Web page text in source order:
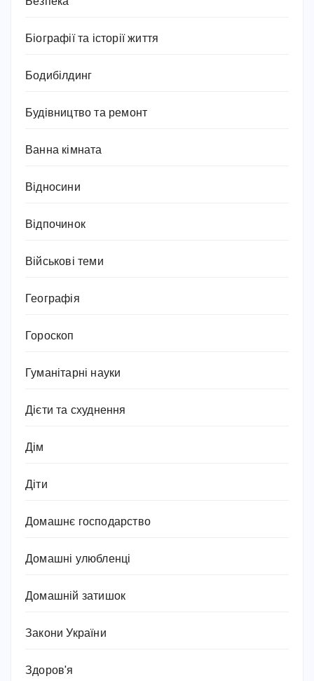
Біографії та історії життя
Бодибілдинг
Будівництво та ремонт
Ванна кімната
Відносини
Відпочинок
Військові теми
Географія
Гороскоп
Гуманітарні науки
Дієти та схуднення
Дім
Діти
Домашнє господарство
Домашні улюбленці
Домашній затишок
Закони України
Здоров'я